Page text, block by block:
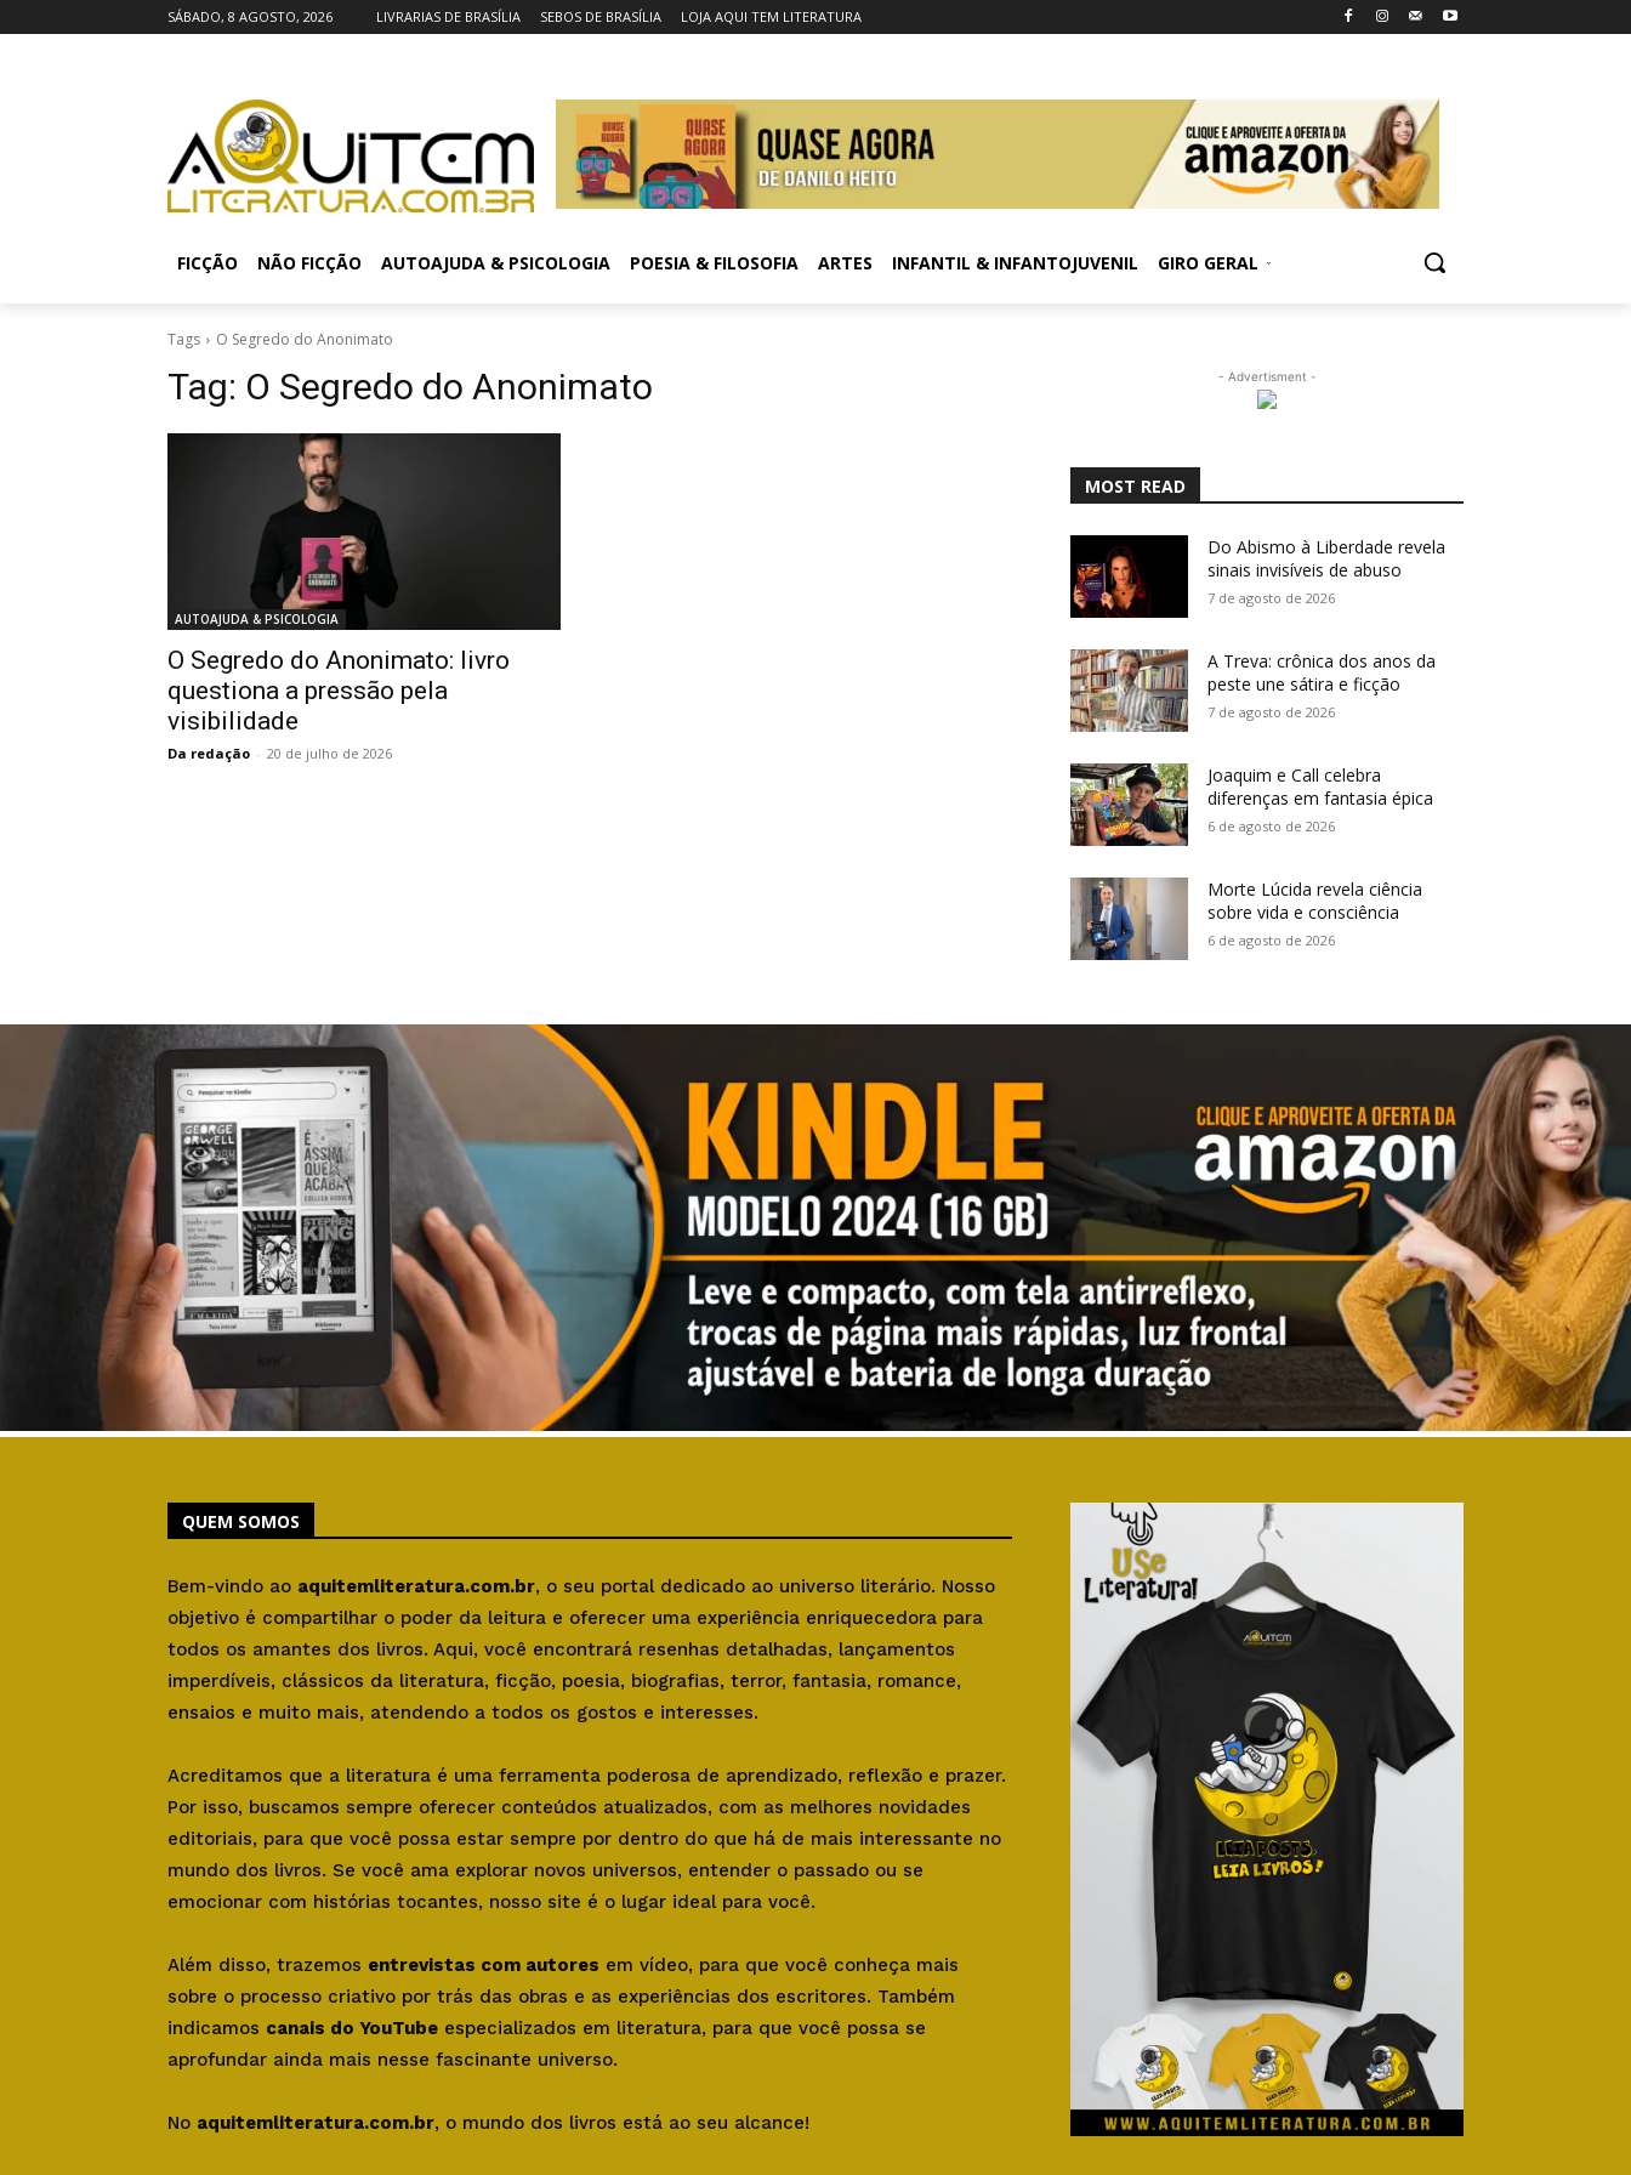
SÁBADO, 8 AGOSTO, 2026 LIVRARIAS DE BRASÍLIA SEBOS DE BRASÍLIA LOJA AQUI TEM LITERATURA
FICÇÃO NÃO FICÇÃO AUTOAJUDA & PSICOLOGIA POESIA & FILOSOFIA ARTES INFANTIL & INFANTOJUVENIL GIRO GERAL
Tags O Segredo do Anonimato
Tag: O Segredo do Anonimato
AUTOAJUDA & PSICOLOGIA
O Segredo do Anonimato: livro
questiona a pressão pela
visibilidade
Da redação - 20 de julho de 2026
- Advertisment -
MOST READ
Do Abismo à Liberdade revela
sinais invisíveis de abuso
7 de agosto de 2026
A Treva: crônica dos anos da
peste une sátira e ficção
7 de agosto de 2026
Joaquim e Call celebra
diferenças em fantasia épica
6 de agosto de 2026
Morte Lúcida revela ciência
sobre vida e consciência
6 de agosto de 2026
QUEM SOMOS
Bem-vindo ao aquitemliteratura.com.br, o seu portal dedicado ao universo literário. Nosso
objetivo é compartilhar o poder da leitura e oferecer uma experiência enriquecedora para
todos os amantes dos livros. Aqui, você encontrará resenhas detalhadas, lançamentos
imperdíveis, clássicos da literatura, ficção, poesia, biografias, terror, fantasia, romance,
ensaios e muito mais, atendendo a todos os gostos e interesses.
Acreditamos que a literatura é uma ferramenta poderosa de aprendizado, reflexão e prazer.
Por isso, buscamos sempre oferecer conteúdos atualizados, com as melhores novidades
editoriais, para que você possa estar sempre por dentro do que há de mais interessante no
mundo dos livros. Se você ama explorar novos universos, entender o passado ou se
emocionar com histórias tocantes, nosso site é o lugar ideal para você.
Além disso, trazemos entrevistas com autores em vídeo, para que você conheça mais
sobre o processo criativo por trás das obras e as experiências dos escritores. Também
indicamos canais do YouTube especializados em literatura, para que você possa se
aprofundar ainda mais nesse fascinante universo.
No aquitemliteratura.com.br, o mundo dos livros está ao seu alcance!